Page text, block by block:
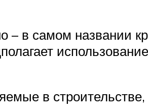
– в самом названии
в строительстве,